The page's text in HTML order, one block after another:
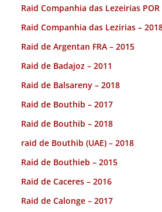
Raid Companhia das Lezeirias POR
Raid Companhia das Lezirias –
Raid de Argentan FRA – 2015
Raid de Badajoz – 2011
Raid de Balsareny – 2018
Raid de Bouthib – 2017
Raid de Bouthib – 2018
raid de Bouthib (UAE) – 2018
Raid de Bouthieb – 2015
Raid de Caceres – 2016
Raid de Calonge – 2017